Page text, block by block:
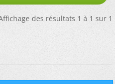
des résultats 1 à 1 sur 1